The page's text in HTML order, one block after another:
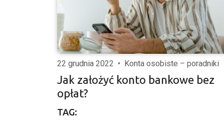
22 grudnia 2022 • Konta osobiste – poradniki
Jak założyć konto bankowe bez
opłat?
TAG: